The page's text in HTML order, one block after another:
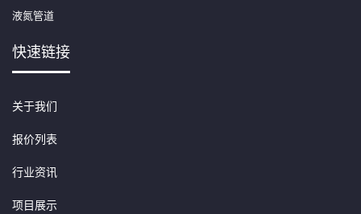
液氮管道
快速链接
关于我们
报价列表
行业资讯
项目展示